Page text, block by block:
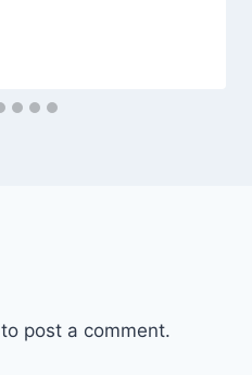
to post a comment.